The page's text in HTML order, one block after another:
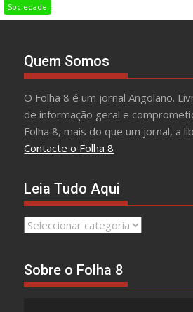
Sociedade
Quem Somos
O Folha 8 é um jornal Angolano.
de informação geral e
Folha 8, mais do que um jornal, a
Contacte o Folha 8
Leia Tudo Aqui
Leia
Sobre o Folha 8